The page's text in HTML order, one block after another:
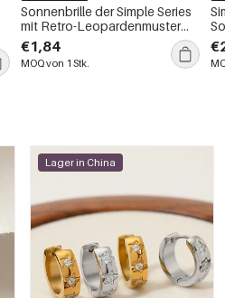
Sonnenbrille der Simple Series
mit Retro-Leopardenmuster
und Farbverlauf
€1,84
MOQ von 1 Stk.
Lager in China